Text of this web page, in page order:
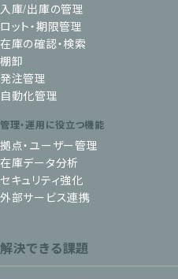
入庫/出庫の管理
ロット・期限管理
在庫の確認・検索
棚卸
発注管理
自動化管理
管理・運用に役立つ機能
拠点・ユーザー管理
在庫データ分析
セキュリティ強化
外部サービス連携
解決できる課題